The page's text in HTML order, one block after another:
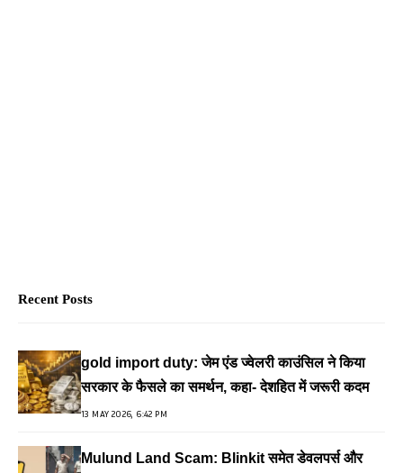
Recent Posts
gold import duty: जेम एंड ज्वेलरी काउंसिल ने किया
सरकार के फैसले का समर्थन, कहा- देशहित में जरूरी कदम
13 MAY 2026, 6:42 PM
Mulund Land Scam: Blinkit समेत डेवलपर्स और